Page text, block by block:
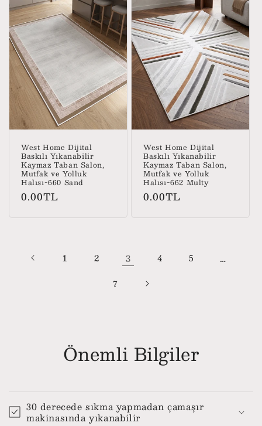
West Home Dijital
Baskılı Yıkanabilir
Kaymaz Taban Salon,
Mutfak ve Yolluk
Halısı-660 Sand
Normal
0.00TL
West Home Dijital
Baskılı Yıkanabilir
Kaymaz Taban Salon,
Mutfak ve Yolluk
Halısı-662 Multy
Normal
0.00TL
1 2 3 4 5 …
7
Önemli Bilgiler
30 derecede sıkma yapmadan çamaşır
makinasında yıkanabilir